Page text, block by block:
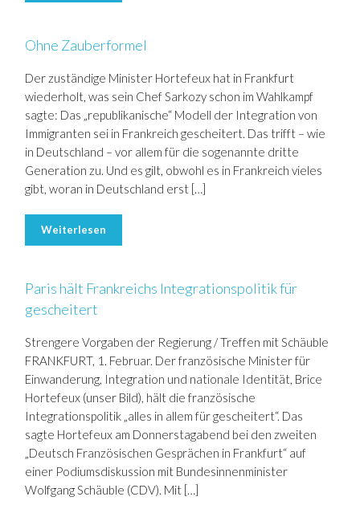
Ohne Zauberformel
Der zuständige Minister Hortefeux hat in Frankfurt
wiederholt, was sein Chef Sarkozy schon im Wahlkampf
sagte: Das „republikanische“ Modell der Integration von
Immigranten sei in Frankreich gescheitert. Das trifft – wie
in Deutschland – vor allem für die sogenannte dritte
Generation zu. Und es gilt, obwohl es in Frankreich vieles
gibt, woran in Deutschland erst […]
Weiterlesen
Paris hält Frankreichs Integrationspolitik für
gescheitert
Strengere Vorgaben der Regierung / Treffen mit Schäuble
FRANKFURT, 1. Februar. Der französische Minister für
Einwanderung, Integration und nationale Identität, Brice
Hortefeux (unser Bild), hält die französische
Integrationspolitik „alles in allem für gescheitert“. Das
sagte Hortefeux am Donnerstagabend bei den zweiten
„Deutsch Französischen Gesprächen in Frankfurt“ auf
einer Podiumsdiskussion mit Bundesinnenminister
Wolfgang Schäuble (CDV). Mit […]